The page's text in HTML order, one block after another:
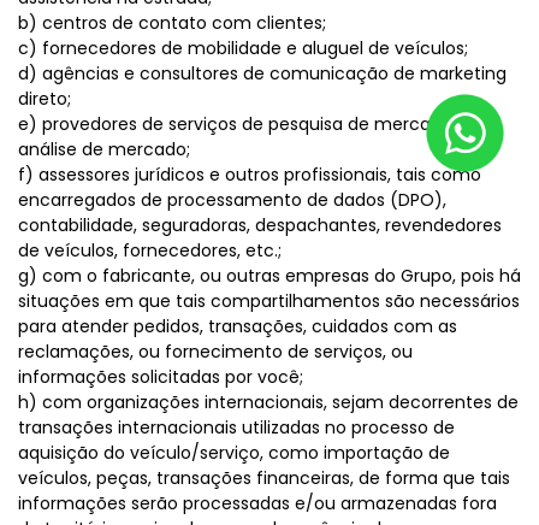
b) centros de contato com clientes;
c) fornecedores de mobilidade e aluguel de veículos;
d) agências e consultores de comunicação de marketing
direto;
e) provedores de serviços de pesquisa de mercado e
análise de mercado;
f) assessores jurídicos e outros profissionais, tais como
encarregados de processamento de dados (DPO),
contabilidade, seguradoras, despachantes, revendedores
de veículos, fornecedores, etc.;
g) com o fabricante, ou outras empresas do Grupo, pois há
situações em que tais compartilhamentos são necessários
para atender pedidos, transações, cuidados com as
reclamações, ou fornecimento de serviços, ou
informações solicitadas por você;
h) com organizações internacionais, sejam decorrentes de
transações internacionais utilizadas no processo de
aquisição do veículo/serviço, como importação de
veículos, peças, transações financeiras, de forma que tais
informações serão processadas e/ou armazenadas fora